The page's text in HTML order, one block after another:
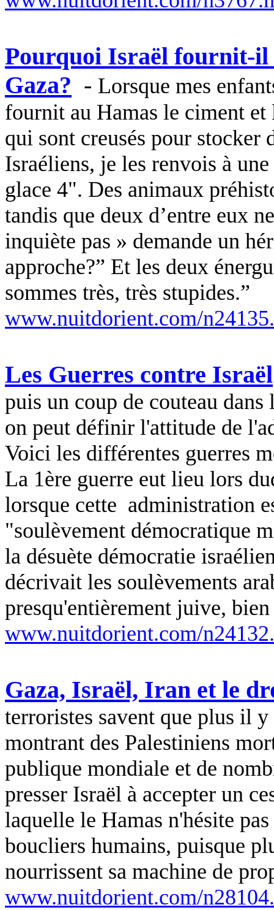
Pourquoi Israël fournit-il
Gaza? - Lorsque mes
fournit au Hamas le ciment
qui sont creusés pour stocker
Israéliens, je les renvois à
glace 4". Des animaux
tandis que deux d’entre eux
inquiète pas » demande un
approche?” Et les deux
sommes très, très stupides.”
www.nuitdorient.com/
Les Guerres contre Israël
puis un coup de couteau
on peut définir l'attitude de
Voici les différentes guerres
La 1ère guerre eut lieu lors
lorsque cette administration
"soulèvement démocratique
la désuète démocratie
décrivait les soulèvements
presqu'entièrement juive,
www.nuitdorient.com/
Gaza, Israël, Iran et le
terroristes savent que plus il
montrant des Palestiniens
publique mondiale et de
presser Israël à accepter un
laquelle le Hamas n'hésite
boucliers humains, puisque
nourrissent sa machine de
www.nuitdorient.com/